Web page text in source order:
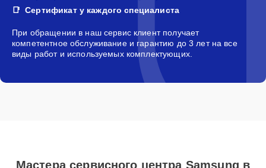
Сертификат у каждого специалиста
При обращении в наш сервис клиент получает
компетентное обслуживание и гарантию до 3 лет на все
виды работ и используемых комплектующих.
Мастера сервисного центра Samsung в